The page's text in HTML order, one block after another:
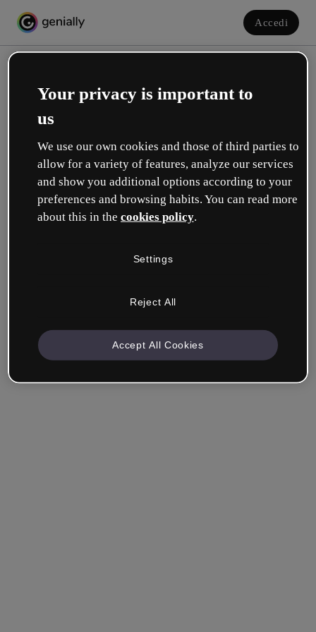
Accedi
Crea il tuo account gratuito!
Quale opzione ti descrive meglio?
Azienda e Professionisti
un altro settore.
Your privacy is important to
us
We use our own cookies and those of third parties to
allow for a variety of features, analyze our services
and show you additional options according to your
preferences and browsing habits. You can read more
about this in the cookies policy.
Settings
Reject All
Accept All Cookies